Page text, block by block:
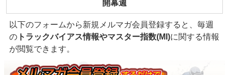
開幕週
以下のフォームから新規メルマガ会員登録すると、毎週
の トラックバイアス情報やマスター指数(MI)に関する情報
が閲覧できます。